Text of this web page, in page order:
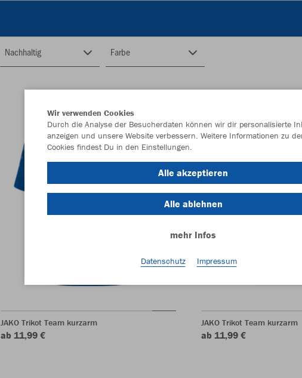
Nachhaltig Farbe
JAKO Trikot Team kurzarm
ab 11,99 €
JAKO Trikot Team kurzarm
ab 11,99 €
Wir verwenden Cookies
Durch die Analyse der Besucherdaten können wir dir personalisierte
anzeigen und unsere Website verbessern. Weitere Informationen zu
Cookies findest Du in den Einstellungen.
Alle akzeptieren
Alle ablehnen
mehr Infos
Datenschutz Impressum